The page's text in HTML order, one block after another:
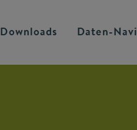
Downloads Daten-